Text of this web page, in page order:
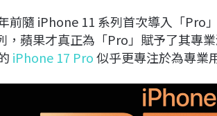
a
d
s
e
d
I
L
i
n
前隨 iPhone 11 系列首次導入「Pro
，蘋果才真正為「Pro」賦予了其專
iPhone 17 Pro似乎更專注於為專業